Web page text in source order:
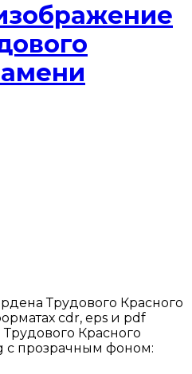
Трудового Красного
cdr, eps и pdf
Красного
с прозрачным фоном: